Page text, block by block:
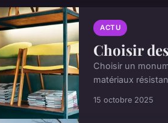
ACTU
Choisir
Choisir un
matériaux
15 octobre 2025